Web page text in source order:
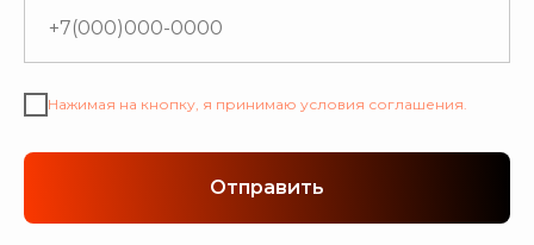
Нажимая на кнопку, я принимаю условия соглашения.
Отправить